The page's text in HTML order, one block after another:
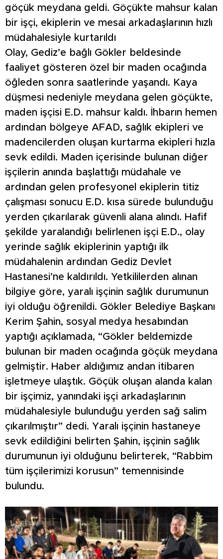
göçük meydana geldi. Göçükte mahsur kalan
bir işçi, ekiplerin ve mesai arkadaşlarının hızlı
müdahalesiyle kurtarıldı
Olay, Gediz’e bağlı Gökler beldesinde
faaliyet gösteren özel bir maden ocağında
öğleden sonra saatlerinde yaşandı. Kaya
düşmesi nedeniyle meydana gelen göçükte,
maden işçisi E.D. mahsur kaldı. İhbarın hemen
ardından bölgeye AFAD, sağlık ekipleri ve
madencilerden oluşan kurtarma ekipleri hızla
sevk edildi. Maden içerisinde bulunan diğer
işçilerin anında başlattığı müdahale ve
ardından gelen profesyonel ekiplerin titiz
çalışması sonucu E.D. kısa sürede bulunduğu
yerden çıkarılarak güvenli alana alındı. Hafif
şekilde yaralandığı belirlenen işçi E.D., olay
yerinde sağlık ekiplerinin yaptığı ilk
müdahalenin ardından Gediz Devlet
Hastanesi’ne kaldırıldı. Yetkililerden alınan
bilgiye göre, yaralı işçinin sağlık durumunun
iyi olduğu öğrenildi. Gökler Belediye Başkanı
Kerim Şahin, sosyal medya hesabından
yaptığı açıklamada, “Gökler beldemizde
bulunan bir maden ocağında göçük meydana
gelmiştir. Haber aldığımız andan itibaren
işletmeye ulaştık. Göçük oluşan alanda kalan
bir işçimiz, yanındaki işçi arkadaşlarının
müdahalesiyle bulunduğu yerden sağ salim
çıkarılmıştır” dedi. Yaralı işçinin hastaneye
sevk edildiğini belirten Şahin, işçinin sağlık
durumunun iyi olduğunu belirterek, “Rabbim
tüm işçilerimizi korusun” temennisinde
bulundu.